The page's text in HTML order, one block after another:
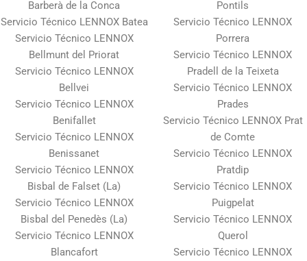
Barberà de la Conca
Servicio Técnico LENNOX Batea
Servicio Técnico LENNOX
Bellmunt del Priorat
Servicio Técnico LENNOX
Bellvei
Servicio Técnico LENNOX
Benifallet
Servicio Técnico LENNOX
Benissanet
Servicio Técnico LENNOX
Bisbal de Falset (La)
Servicio Técnico LENNOX
Bisbal del Penedès (La)
Servicio Técnico LENNOX
Blancafort
Pontils
Servicio Técnico LENNOX
Porrera
Servicio Técnico LENNOX
Pradell de la Teixeta
Servicio Técnico LENNOX
Prades
Servicio Técnico LENNOX Prat
de Comte
Servicio Técnico LENNOX
Pratdip
Servicio Técnico LENNOX
Puigpelat
Servicio Técnico LENNOX
Querol
Servicio Técnico LENNOX